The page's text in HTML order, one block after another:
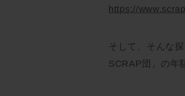
https://
そして、そんな
SCRAP団」の年